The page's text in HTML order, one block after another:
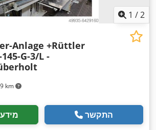
1 /2
km
Anlage +Rüttler
145-G-3/L -
התקשר